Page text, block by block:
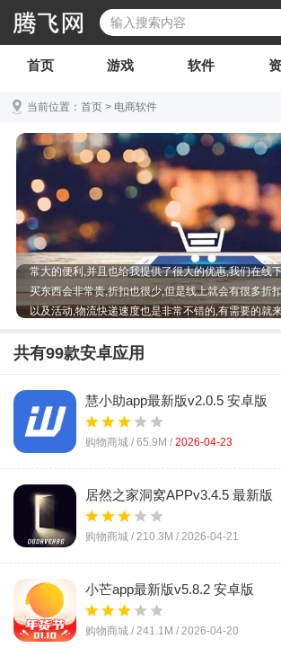
首页 游戏 软件
当前位置： 首页 > 电商软件
电商软件相信大家手机里面都有,比如说我们非常熟悉
的淘宝天猫等都是电商软件,如今的电商行业也是越来
越火,因为电商软件相对于实体店来说为我们提供了非
常大的便利,并且也给我提供了很大的优惠,我们在线
买东西会非常贵,折扣也很少,但是线上就会有很多折扣
以及活动,物流快递速度也是非常不错的,有需要的就
共有99款安卓应用
慧小助app最新版v2.0.5 安卓版
购物商城 / 65.9M / 2026-04-23
居然之家洞窝APPv3.4.5 最新版
购物商城 / 210.3M / 2026-04-21
小芒app最新版v5.8.2 安卓版
购物商城 / 241.1M / 2026-04-20